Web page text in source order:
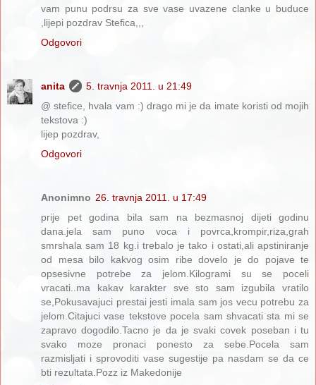
vam punu podrsu za sve vase uvazene clanke u buduce
,lijepi pozdrav Stefica,,,
Odgovori
anita
5. travnja 2011. u 21:49
@ stefice, hvala vam :) drago mi je da imate koristi od mojih
tekstova :)
lijep pozdrav,
Odgovori
Anonimno 26. travnja 2011. u 17:49
prije pet godina bila sam na bezmasnoj dijeti godinu
dana.jela sam puno voca i povrca,krompir,riza,grah
smrshala sam 18 kg.i trebalo je tako i ostati,ali apstiniranje
od mesa bilo kakvog osim ribe dovelo je do pojave te
opsesivne potrebe za jelom.Kilogrami su se poceli
vracati..ma kakav karakter sve sto sam izgubila vratilo
se,Pokusavajuci prestai jesti imala sam jos vecu potrebu za
jelom.Citajuci vase tekstove pocela sam shvacati sta mi se
zapravo dogodilo.Tacno je da je svaki covek poseban i tu
svako moze pronaci ponesto za sebe.Pocela sam
razmisljati i sprovoditi vase sugestije pa nasdam se da ce
bti rezultata.Pozz iz Makedonije